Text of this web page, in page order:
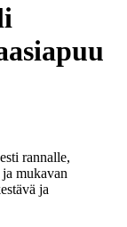
rannalle,
mukavan
ja